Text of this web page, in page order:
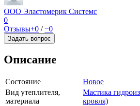
ООО Эластомерик Системс
0
Отзывы+0 /−0
Задать вопрос
Описание
Состояние
Новое
Вид утеплителя,
материала
Мастика
кровля)